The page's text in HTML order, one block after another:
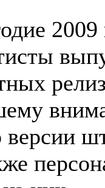
2009
версии